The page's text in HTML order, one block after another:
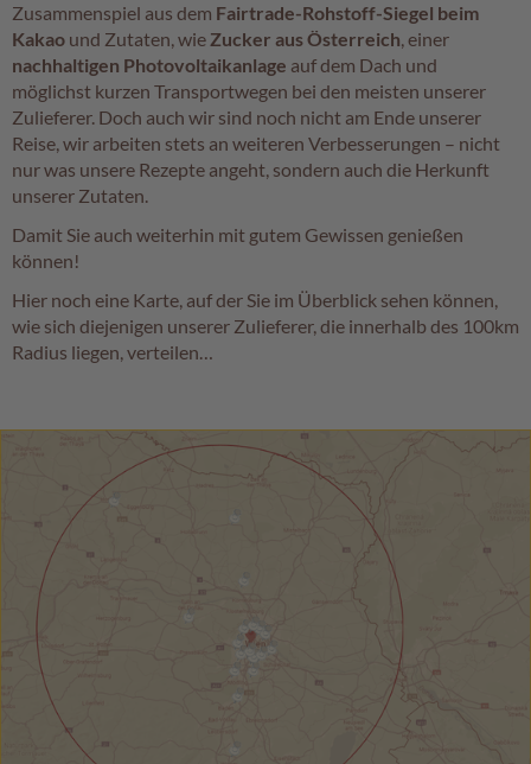
Zusammenspiel aus dem Fairtrade-Rohstoff-Siegel beim
Kakao und Zutaten, wie Zucker aus Österreich, einer
nachhaltigen Photovoltaikanlage auf dem Dach und
möglichst kurzen Transportwegen bei den meisten unserer
Zulieferer. Doch auch wir sind noch nicht am Ende unserer
Reise, wir arbeiten stets an weiteren Verbesserungen – nicht
nur was unsere Rezepte angeht, sondern auch die Herkunft
unserer Zutaten.
Damit Sie auch weiterhin mit gutem Gewissen genießen
können!
Hier noch eine Karte, auf der Sie im Überblick sehen können,
wie sich diejenigen unserer Zulieferer, die innerhalb des 100km
Radius liegen, verteilen…